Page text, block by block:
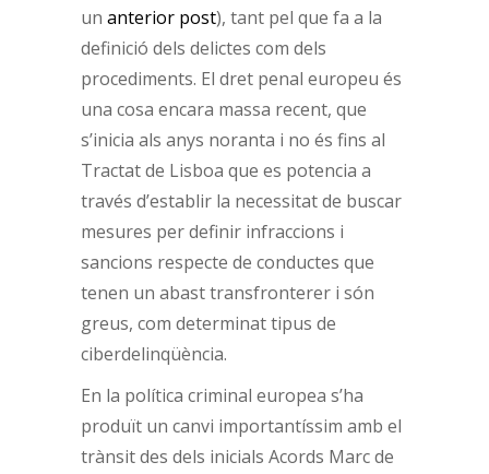
un anterior post), tant pel que fa a la
definició dels delictes com dels
procediments. El dret penal europeu és
una cosa encara massa recent, que
s’inicia als anys noranta i no és fins al
Tractat de Lisboa que es potencia a
través d’establir la necessitat de buscar
mesures per definir infraccions i
sancions respecte de conductes que
tenen un abast transfronterer i són
greus, com determinat tipus de
ciberdelinqüència.
En la política criminal europea s’ha
produït un canvi importantíssim amb el
trànsit des dels inicials Acords Marc de